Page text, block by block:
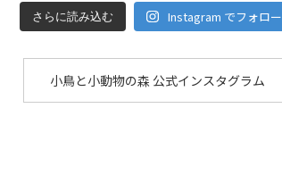
さらに読み込む Instagram でフォロー
小鳥と小動物の森 公式インスタグラム